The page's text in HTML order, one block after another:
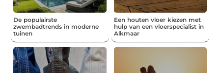
De populairste
zwembadtrends in moderne
tuinen
Een houten vloer kiezen met
hulp van een vloerspecialist in
Alkmaar